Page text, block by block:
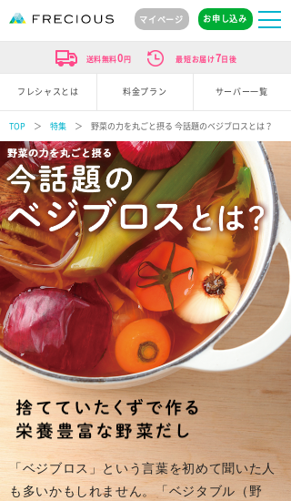
マイページ お申し込み
送料無料0 円 最短お届け7 日後
フレシャスとは 料金プラン サーバー一覧
TOP ＞ 特集 ＞ 野菜の力を丸ごと摂る 今話題のベジブロスとは？
「ベジブロス」という言葉を初めて聞いた人
も多いかもしれません。「ベジタブル（野